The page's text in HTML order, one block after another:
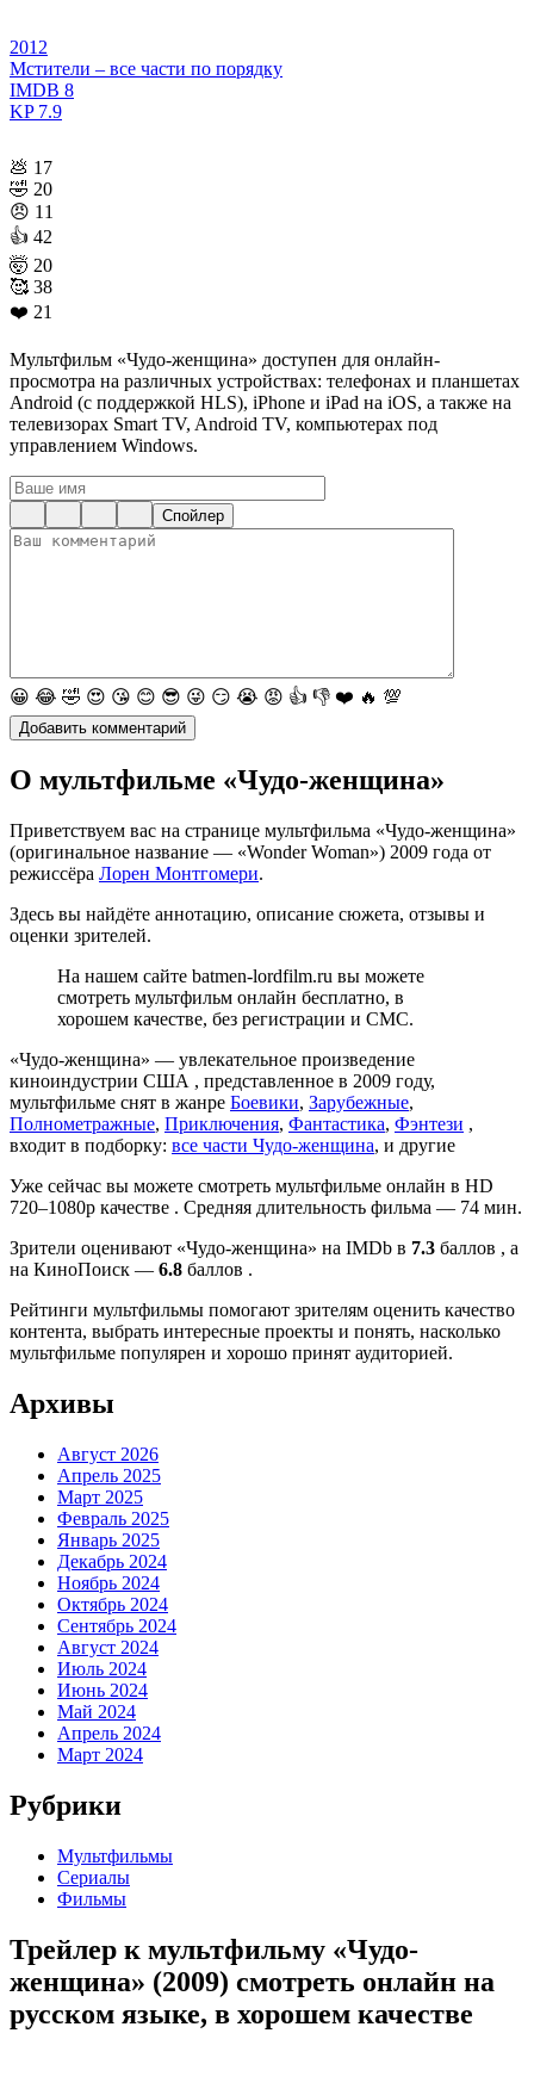
2012
Мстители – все части по порядку
IMDB 8
KP7.9
💩 17
🤣 20
😠 11
👍 42
🤯 20
🥰 38
❤️ 21
Мультфильм «Чудо-женщина» доступен для онлайн-
просмотра на различных устройствах: телефонах и планшетах
Android (с поддержкой HLS), iPhone и iPad на iOS, а также на
телевизорах Smart TV, Android TV, компьютерах под
управлением Windows.
Спойлер
😀 😂 🤣 😍 😘 😊 😎 😜 😏 😭 😡 👍 👎 ❤️ 🔥 💯
О мультфильме «Чудо-женщина»
Приветствуем вас на странице мультфильма «Чудо-женщина»
(оригинальное название — «Wonder Woman») 2009 года от
режиссёра Лорен Монтгомери.
Здесь вы найдёте аннотацию, описание сюжета, отзывы и
оценки зрителей.
На нашем сайте batmen-lordfilm.ru вы можете
смотреть мультфильм онлайн бесплатно, в
хорошем качестве, без регистрации и СМС.
«Чудо-женщина» — увлекательное произведение
киноиндустрии США , представленное в 2009 году,
мультфильме снят в жанре Боевики, Зарубежные,
Полнометражные, Приключения, Фантастика, Фэнтези ,
входит в подборку: все части Чудо-женщина, и другие
Уже сейчас вы можете смотреть мультфильме онлайн в HD
720–1080p качестве . Средняя длительность фильма — 74 мин.
Зрители оценивают «Чудо-женщина» на IMDb в 7.3 баллов , а
на КиноПоиск — 6.8 баллов .
Рейтинги мультфильмы помогают зрителям оценить качество
контента, выбрать интересные проекты и понять, насколько
мультфильме популярен и хорошо принят аудиторией.
Архивы
Август 2026
Апрель 2025
Март 2025
Февраль 2025
Январь 2025
Декабрь 2024
Ноябрь 2024
Октябрь 2024
Сентябрь 2024
Август 2024
Июль 2024
Июнь 2024
Май 2024
Апрель 2024
Март 2024
Рубрики
Мультфильмы
Сериалы
Фильмы
Трейлер к мультфильму «Чудо-
женщина» (2009) cмотреть онлайн на
русском языке, в хорошем качестве